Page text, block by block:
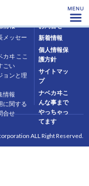
情報
メッセー
カヰ ここ
ごい
ョンと理
情報
に関する
合せ
お問合せ
新着情報
個人情報保
護方針
サイトマッ
プ
ナベカヰこ
んな事まで
やっちゃっ
てます
ALL Right Reserved.